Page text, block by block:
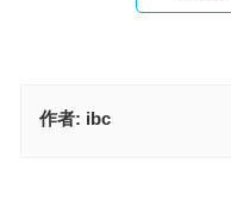
作者: ibc